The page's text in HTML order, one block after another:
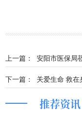
推荐资讯
上一篇：
下一篇：